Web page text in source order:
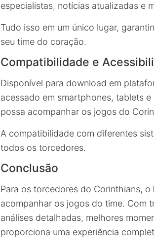
especialistas, notícias atualizadas e
Tudo isso em um único lugar,
seu time do coração.
Compatibilidade e
Disponível para download em
acessado em smartphones, tablets
possa acompanhar os jogos do
A compatibilidade com diferentes
todos os torcedores.
Conclusão
Para os torcedores do Corinthians, o
acompanhar os jogos do time. Com
análises detalhadas, melhores
proporciona uma experiência